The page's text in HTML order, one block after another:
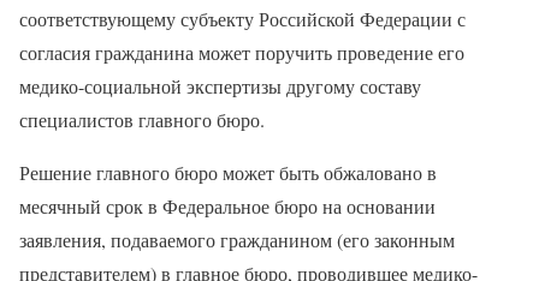
соответствующему субъекту Российской Федерации с
согласия гражданина может поручить проведение его
медико-социальной экспертизы другому составу
специалистов главного бюро.
Решение главного бюро может быть обжаловано в
месячный срок в Федеральное бюро на основании
заявления, подаваемого гражданином (его законным
представителем) в главное бюро, проводившее медико-